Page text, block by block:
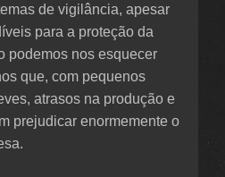
de vigilância, apesar
para a proteção da
podemos nos esquecer
que, com pequenos
atrasos na produção e
prejudicar enormemente o